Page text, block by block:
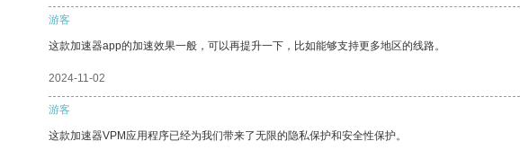
游客
这款加速器app的加速效果一般，可以再提升一下，比如能够支持更多地区的线路。
2024-11-02
游客
这款加速器VPM应用程序已经为我们带来了无限的隐私保护和安全性保护。